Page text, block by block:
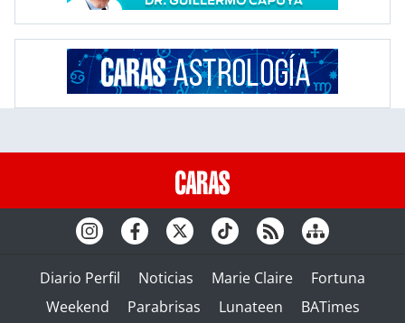
Diario Perfil Noticias Marie Claire
Fortuna
Weekend
Parabrisas Lunateen BATimes